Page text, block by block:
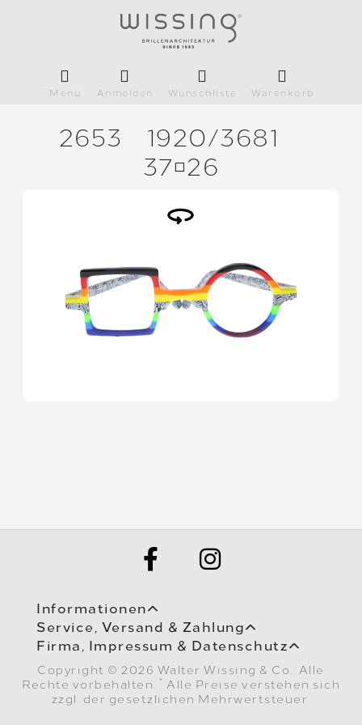
Menü Anmelden Wunschliste Warenkorb
2653 1920/3681
3726
Informationen
Service, Versand & Zahlung
Firma, Impressum & Datenschutz
Copyright © 2026 Walter Wissing & Co.. Alle
Rechte vorbehalten.
* Alle Preise verstehen sich
zzgl. der gesetzlichen Mehrwertsteuer.